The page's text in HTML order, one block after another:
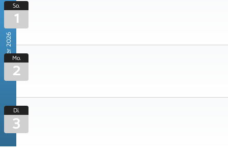
November 2026
So.
1
Mo.
2
Di.
3